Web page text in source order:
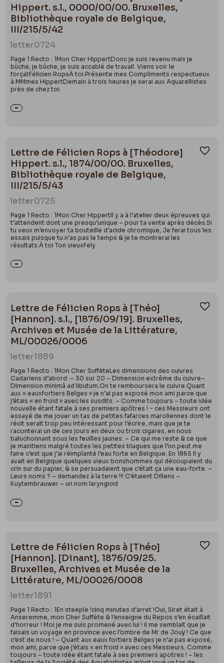
Hippert. s.l., 0000/00/00. Bruxelles,
Bibliothèque royale de Belgique,
III/215/5/42
letter0724
Page 1 Recto : 1Mon Cher HippertDonc je suis revenu mais je
bûche, je bûche, je suis accablé de travail. Viens voir le
forçatFélicien RopsÀ toi.Présente mes Compliments respectueux
à MMmes HippertDemain à trois heures je serai aux Aquarellistes
près de chez toi.
Lettre de Félicien Rops à [Théodore]
Hippert. s.l., 1874/00/00. Bruxelles,
Bibliothèque royale de Belgique,
III/215/5/43
letter0725
Page 1 Recto : 1Mon Cher HippertIl y a à l’atelier deux épreuves qui
t’attendent dont une presqu’unique – pour ta vente après décès.Si
tu veux m’envoyer ta bouteille d’acide chromique, Je ferai tous les
essais puisque tu n’as pas le temps & je te montrerai les
résultats.À toi Ton vieuxFely
Lettre de Félicien Rops à [Théo]
[Hannon]. s.l., [1876/09/19]. Bruxelles,
Archives et Musée de la Littérature,
ML/00026/0006
letter1889
Page 1 Recto : 1Mon Cher SuffèteLes dimensions des cuivres
Cadariens d’abord :– 30 sur 20 – Dimension extrême du cuivre–
Dimension minimâ ad libutum.On te remboursera le cuivre.Quant
aux « eauxfortiers Belges » je n’ai pas exposé mon ami parce que
j’étais « en froid » avec les susdits. – Comme toujours – toute idée
nouvelle étant fatale à ses premiers apôtres ! − ces Messieurs ont
essayé de me jouer un tas de petites fafarces maroliennes dont le
récit serait trop peu intéressant pour l’écrire, mais que je te
raconterai un de ces jours en deux ou trois cigares, en nous
baluchonnant sous les feuilles jaunes. – Ce qui me reste & ce que
je maintiens malgré toutes les petites blagues que l’on peut me
faire c’est que j’ai réimplanté l’eau forte en Belgique. En 1865 il y
avait en Belgique quelques vieux bonshommes qui découpaient du
crin sur du papier, & se persuadaient que c’était ça une eau-forte. –
Leurs noms ? – demandez à la terre !!! C’étaient Dillens –
Kuytembrauwer – un nom laryngicid
Lettre de Félicien Rops à [Théo]
[Hannon]. [Dinant], 1876/09/25.
Bruxelles, Archives et Musée de la
Littérature, ML/00026/0008
letter1891
Page 1 Recto : 1En steeple !cinq minutes d’arret !Oui, Siret était à
Anseremme, mon Cher Suffète & l’enseigne du Repos s’en écaillait
d’horreur ! Moi je me suis promené avec lui ! il me semblait que je
faisais un voyage en province avec l’ombre de Mr de Jouÿ ! Ce que
c’est de nous ! – Quant aux eaux fortiers Belges je n’ai pas exposé,
mon ami, parce que j’étais « en froid » avec ces Messieurs. Comme
toujours – toute idée étant fatale à ses premiers apotres ! – les